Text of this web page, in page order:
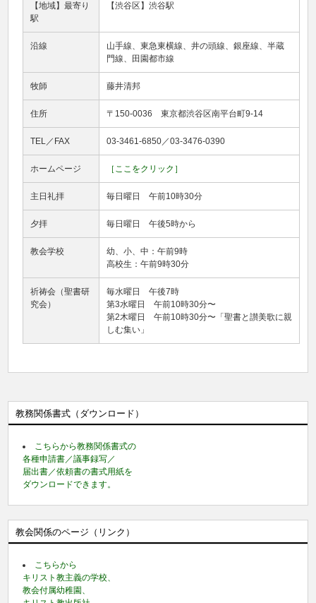
【地域】最寄り
駅
【渋谷区】渋谷駅
沿線
山手線、東急東横線、井の頭線、銀座線、半蔵
門線、田園都市線
牧師 藤井清邦
住所 〒150-0036 東京都渋谷区南平台町9-14
TEL／FAX 03-3461-6850／03-3476-0390
ホームページ ［ここをクリック］
主日礼拝 毎日曜日 午前10時30分
夕拝 毎日曜日 午後5時から
教会学校
幼、小、中：午前9時
高校生：午前9時30分
祈祷会（聖書研
究会）
毎水曜日 午後7時
第3水曜日 午前10時30分〜
第2木曜日 午前10時30分〜「聖書と讃美歌に親
しむ集い」
教務関係書式（ダウンロード）
こちらから教務関係書式の
各種申請書／議事録写／
届出書／依頼書の書式用紙を
ダウンロードできます。
教会関係のページ（リンク）
こちらから
キリスト教主義の学校、
教会付属幼稚園、